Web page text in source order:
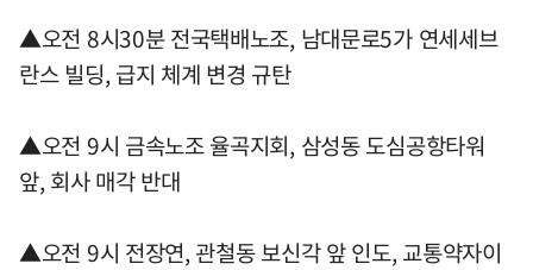
▲오전 8시30분 전국택배노조, 남대문로5가 연세세브
란스 빌딩, 급지 체계 변경 규탄
▲오전 9시 금속노조 율곡지회, 삼성동 도심공항타워
앞, 회사 매각 반대
▲오전 9시 전장연, 관철동 보신각 앞 인도, 교통약자이